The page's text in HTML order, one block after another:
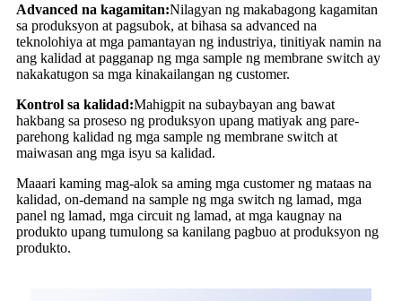
Advanced na kagamitan:Nilagyan ng makabagong kagamitan
sa produksyon at pagsubok, at bihasa sa advanced na
teknolohiya at mga pamantayan ng industriya, tinitiyak namin na
ang kalidad at pagganap ng mga sample ng membrane switch ay
nakakatugon sa mga kinakailangan ng customer.
Kontrol sa kalidad:Mahigpit na subaybayan ang bawat
hakbang sa proseso ng produksyon upang matiyak ang pare-
parehong kalidad ng mga sample ng membrane switch at
maiwasan ang mga isyu sa kalidad.
Maaari kaming mag-alok sa aming mga customer ng mataas na
kalidad, on-demand na sample ng mga switch ng lamad, mga
panel ng lamad, mga circuit ng lamad, at mga kaugnay na
produkto upang tumulong sa kanilang pagbuo at produksyon ng
produkto.